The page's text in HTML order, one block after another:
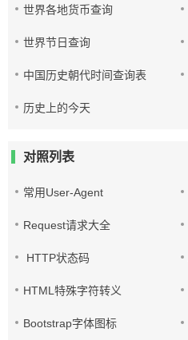
世界各地货币查询
世界节日查询
中国历史朝代时间查询表
历史上的今天
对照列表
常用User-Agent
Request请求大全
HTTP状态码
HTML特殊字符转义
Bootstrap字体图标